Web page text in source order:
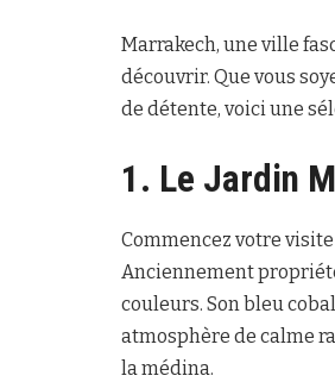
Marrakech, une ville
découvrir. Que vous
de détente, voici une
1. Le Jardin
Commencez votre
Anciennement
couleurs. Son bleu
atmosphère de calme
la médina.